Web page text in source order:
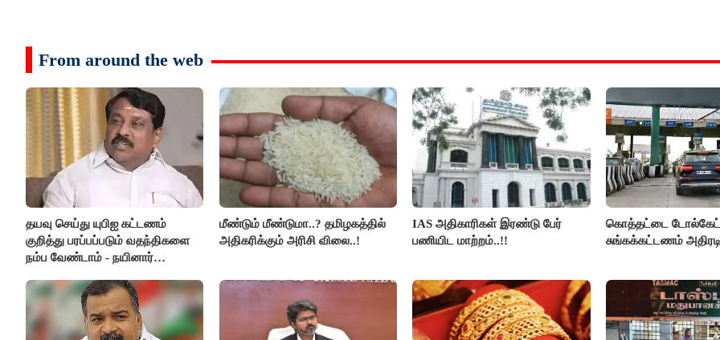
From around the web
தயவு செய்து யுபிஐ கட்டணம்
குறித்து பரப்பப்படும் வதந்திகளை
நம்ப வேண்டாம் - நயினார்
மீண்டும் மீண்டுமா..? தமிழகத்தில்
அதிகரிக்கும் அரிசி விலை..!
IAS அதிகாரிகள் இரண்டு பேர்
பணியிட மாற்றம்..!!
கொத்தட்டை
சுங்கக்கட்டணம் அதிரடி